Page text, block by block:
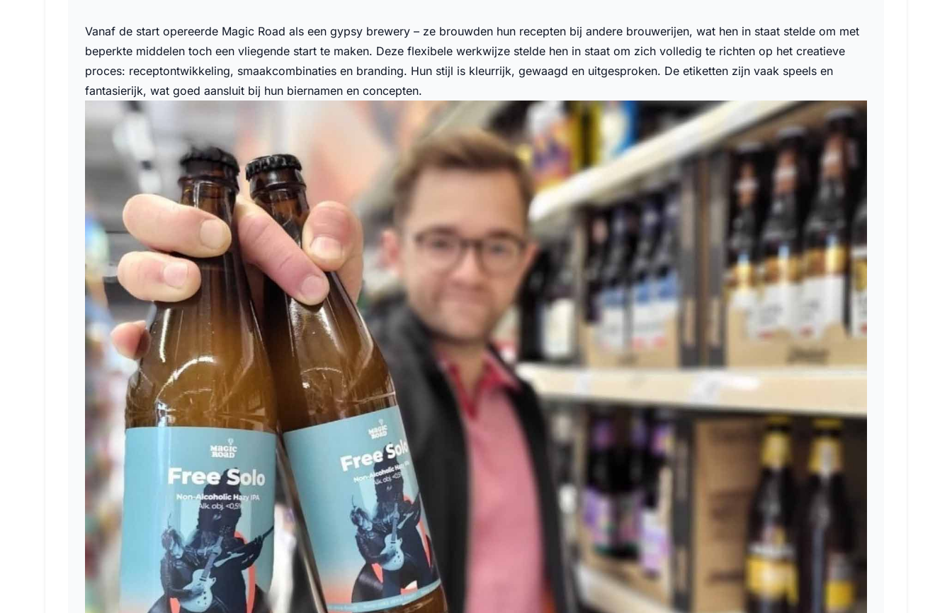
Vanaf de start opereerde Magic Road als een gypsy brewery – ze brouwden hun recepten bij andere brouwerijen, wat hen in staat stelde om met
beperkte middelen toch een vliegende start te maken. Deze flexibele werkwijze stelde hen in staat om zich volledig te richten op het creatieve
proces: receptontwikkeling, smaakcombinaties en branding. Hun stijl is kleurrijk, gewaagd en uitgesproken. De etiketten zijn vaak speels en
fantasierijk, wat goed aansluit bij hun biernamen en concepten.